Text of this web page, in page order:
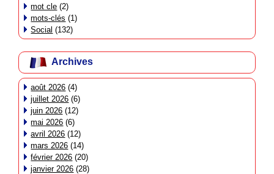
mot cle (2)
mots-clés (1)
Social (132)
Archives
août 2026 (4)
juillet 2026 (6)
juin 2026 (12)
mai 2026 (6)
avril 2026 (12)
mars 2026 (14)
février 2026 (20)
janvier 2026 (28)